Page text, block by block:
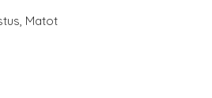
Matot